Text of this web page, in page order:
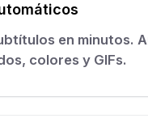
en minutos.
colores y GIFs.